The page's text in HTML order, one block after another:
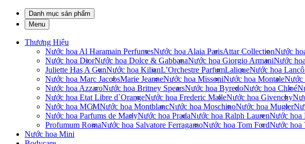
Danh mục sản phẩm
Menu
Thương Hiệu
Nước hoa Al Haramain PerfumesNước hoa Alaia ParisAttar CollectionNước
Nước hoa DiorNước hoa Dolce & GabbanaNước hoa Giorgio ArmaniNước
Juliette Has A GunNước hoa KilianL’Orchestre ParfumLaliqueNước hoa
Nước hoa Marc JacobsMarie JeanneNước hoa MissoniNước hoa MontaleNước
Nước hoa AzzaroNước hoa Britney SpearsNước hoa ByredoNước hoa Chloé
Nước hoa Etat Libre d`OrangeNước hoa Frederic MalleNước hoa Givenchy
Nước hoa MCMNước hoa MontblancNước hoa MoschinoNước hoa Mugler
Nước hoa Parfums de MarlyNước hoa PradaNước hoa Ralph LaurenNước hoa
Profumum RomaNước hoa Salvatore FerragamoNước hoa Tom FordNước hoa
Nước hoa Mini